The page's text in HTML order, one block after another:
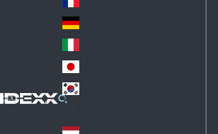
IDEXX
d
Fra
nc
e
Ge
an
y
Ital
y
Jap
an
Ko
Lat